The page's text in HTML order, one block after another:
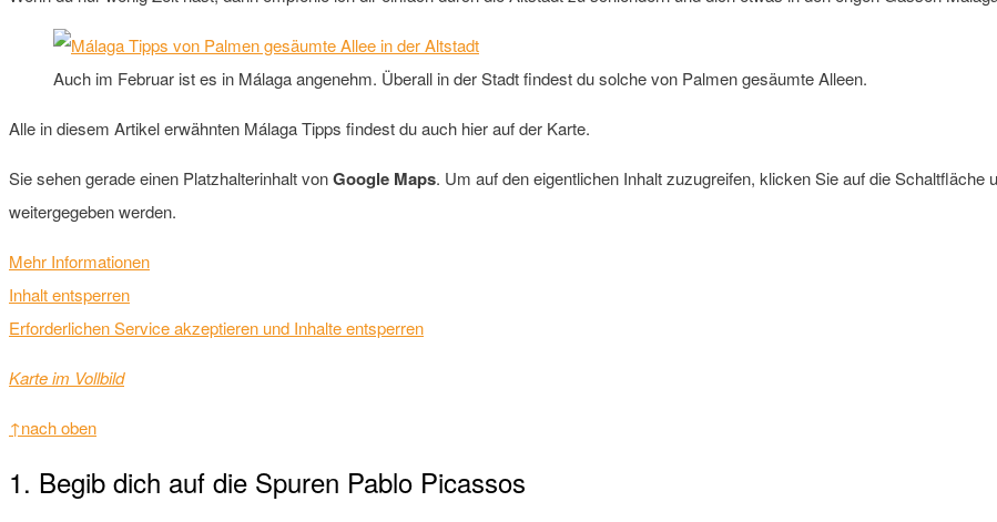
Auch im Februar ist es in Málaga angenehm. Überall in der Stadt findest du solche von Palmen gesäumte Alleen.
Alle in diesem Artikel erwähnten Málaga Tipps findest du auch hier auf der Karte.
Sie sehen gerade einen Platzhalterinhalt vonGoogle Maps. Um auf den eigentlichen Inhalt zuzugreifen, klicken Sie auf die
weitergegeben werden.
Mehr Informationen
Inhalt entsperren
Erforderlichen Service akzeptieren und Inhalte entsperren
Karte im Vollbild
↑nach oben
1. Begib dich auf die Spuren Pablo Picassos